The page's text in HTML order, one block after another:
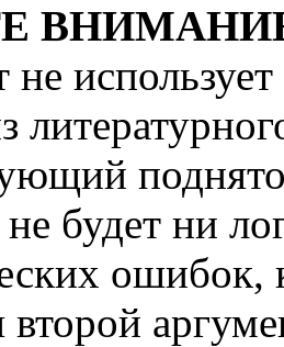
не
не будет ни
ошибок,